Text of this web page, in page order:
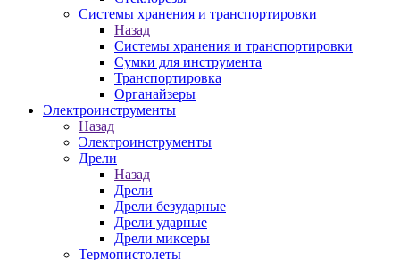
Системы хранения и транспортировки
Назад
Системы хранения и транспортировки
Сумки для инструмента
Транспортировка
Органайзеры
Электроинструменты
Назад
Электроинструменты
Дрели
Назад
Дрели
Дрели безударные
Дрели ударные
Дрели миксеры
Термопистолеты